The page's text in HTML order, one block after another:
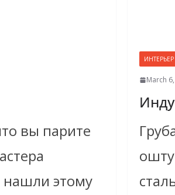
вы парите
этому
ИНТЕРЬЕР
March